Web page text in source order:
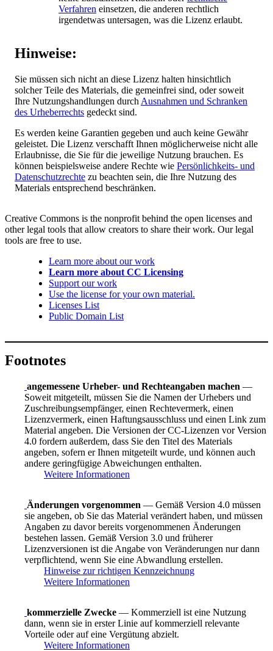
Verfahren einsetzen, die anderen rechtlich
irgendetwas untersagen, was die Lizenz erlaubt.
Hinweise:
Sie müssen sich nicht an diese Lizenz halten hinsichtlich
solcher Teile des Materials, die gemeinfrei sind, oder soweit
Ihre Nutzungshandlungen durch Ausnahmen und Schranken
des Urheberrechts gedeckt sind.
Es werden keine Garantien gegeben und auch keine Gewähr
geleistet. Die Lizenz verschafft Ihnen möglicherweise nicht alle
Erlaubnisse, die Sie für die jeweilige Nutzung brauchen. Es
können beispielsweise andere Rechte wie Persönlichkeits- und
Datenschutzrechte zu beachten sein, die Ihre Nutzung des
Materials entsprechend beschränken.
Creative Commons is the nonprofit behind the open licenses and
other legal tools that allow creators to share their work. Our legal
tools are free to use.
Learn more about our work
Learn more about CC Licensing
Support our work
Use the license for your own material.
Licenses List
Public Domain List
Footnotes
angemessene Urheber- und Rechteangaben machen —
Soweit mitgeteilt, müssen Sie die Namen der Urhebers und
Zuschreibungsempfänger, einen Rechtevermerk, einen
Lizenzvermerk, einen Haftungsausschluss und einen Link zum
Material angeben. Die Versionen der CC-Lizenzen vor Version
4.0 fordern außerdem, dass Sie den Titel des Materials
angeben, sofern er Ihnen mitgeteilt wurde, und können auch
andere geringfügige Abweichungen enthalten.
Weitere Informationen
Änderungen vorgenommen — Gemäß Version 4.0 müssen
sie angeben, ob Sie das Material verändert haben, und müssen
Angaben zu davor bereits vorgenommenen Änderungen
bestehen lassen. Gemäß Version 3.0 und früherer
Lizenzversionen ist die Angabe von Veränderungen nur dann
verpflichtend, wenn Sie eine Abwandlung erstellen.
Hinweise zur richtigen Kennzeichnung
Weitere Informationen
kommerzielle Zwecke — Kommerziell ist eine Nutzung
dann, wenn sie in erster Linie auf kommerziell relevante
Vorteile oder auf eine Vergütung abzielt.
Weitere Informationen